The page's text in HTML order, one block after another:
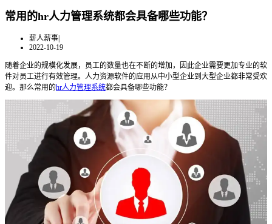
常用的hr人力管理系统都会具备哪些功能？
薪人薪事|
2022-10-19
随着企业的规模化发展，员工的数量也在不断的增加，因此企业需要更加专业的软
件对员工进行有效管理。人力资源软件的应用从中小型企业到大型企业都非常受欢
迎。那么常用的hr人力管理系统都会具备哪些功能？